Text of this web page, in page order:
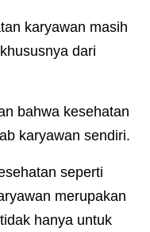
karyawan masih
dari
bahwa kesehatan
karyawan sendiri.
seperti
merupakan
hanya untuk